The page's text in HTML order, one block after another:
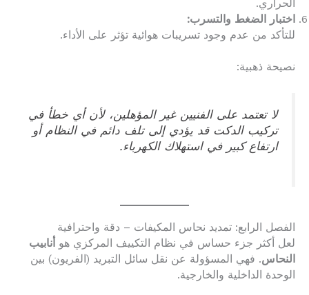
الحراري.
اختبار الضغط والتسرب:
للتأكد من عدم وجود تسريبات هوائية تؤثر على الأداء.
نصيحة ذهبية:
لا تعتمد على الفنيين غير المؤهلين، لأن أي خطأ في
تركيب الدكت قد يؤدي إلى تلف دائم في النظام أو
ارتفاع كبير في استهلاك الكهرباء.
الفصل الرابع: تمديد نحاس المكيفات – دقة واحترافية
لعل أكثر جزء حساس في نظام التكييف المركزي هو أنابيب
النحاس. فهي المسؤولة عن نقل سائل التبريد (الفريون) بين
الوحدة الداخلية والخارجية.